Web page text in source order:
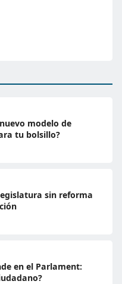
modelo de
tu bolsillo?
sin reforma
en el Parlament: